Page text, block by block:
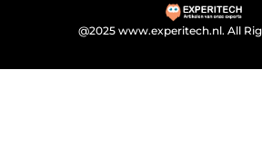
@2025 www.experitech.nl. All